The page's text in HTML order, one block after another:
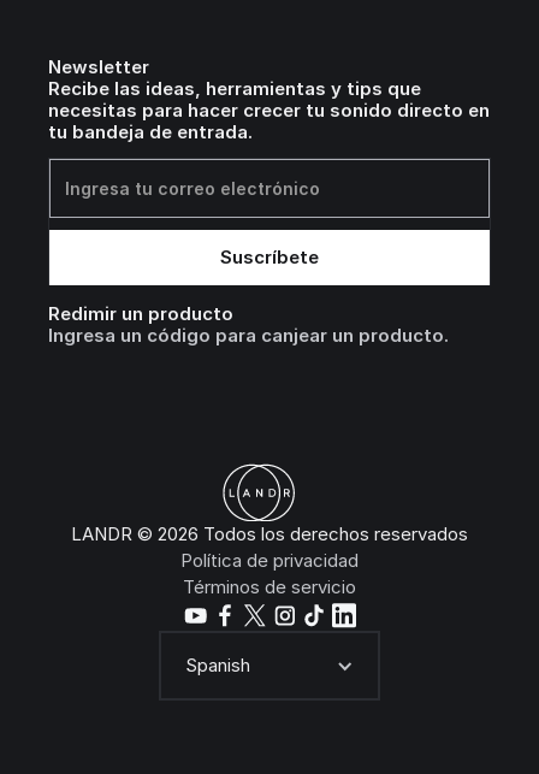
Newsletter
Recibe las ideas, herramientas y tips que
necesitas para hacer crecer tu sonido directo en
tu bandeja de entrada.
Redimir un producto
Ingresa un código para canjear un producto.
LANDR © 2026 Todos los derechos reservados
Política de privacidad
Términos de servicio
Spanish